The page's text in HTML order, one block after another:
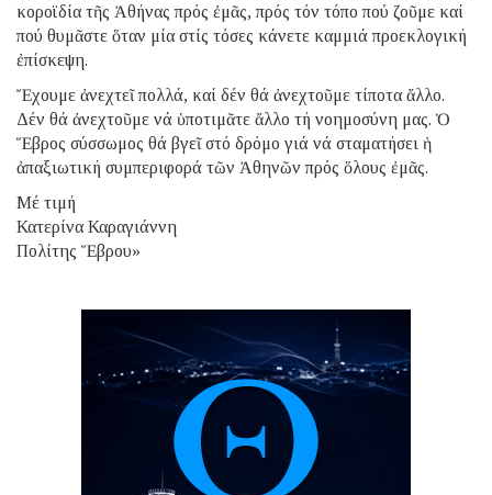
κοροϊδία τῆς Ἀθήνας πρός ἐμᾶς, πρός τόν τόπο πού ζοῦμε καί
πού θυμᾶστε ὅταν μία στίς τόσες κάνετε καμμιά προεκλογική
ἐπίσκεψη.
Ἔχουμε ἀνεχτεῖ πολλά, καί δέν θά ἀνεχτοῦμε τίποτα ἄλλο.
Δέν θά ἀνεχτοῦμε νά ὑποτιμᾶτε ἄλλο τή νοημοσύνη μας. Ὁ
Ἕβρος σύσσωμος θά βγεῖ στό δρόμο γιά νά σταματήσει ἡ
ἀπαξιωτική συμπεριφορά τῶν Ἀθηνῶν πρός ὅλους ἐμᾶς.
Μέ τιμή
Κατερίνα Καραγιάννη
Πολίτης Ἕβρου»